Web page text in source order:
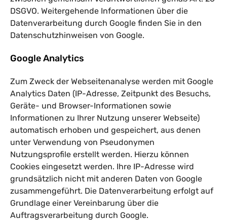
DSGVO. Weitergehende Informationen über die
Datenverarbeitung durch Google finden Sie in den
Datenschutzhinweisen von Google.
Google Analytics
Zum Zweck der Webseitenanalyse werden mit Google
Analytics Daten (IP-Adresse, Zeitpunkt des Besuchs,
Geräte- und Browser-Informationen sowie
Informationen zu Ihrer Nutzung unserer Webseite)
automatisch erhoben und gespeichert, aus denen
unter Verwendung von Pseudonymen
Nutzungsprofile erstellt werden. Hierzu können
Cookies eingesetzt werden. Ihre IP-Adresse wird
grundsätzlich nicht mit anderen Daten von Google
zusammengeführt. Die Datenverarbeitung erfolgt auf
Grundlage einer Vereinbarung über die
Auftragsverarbeitung durch Google.